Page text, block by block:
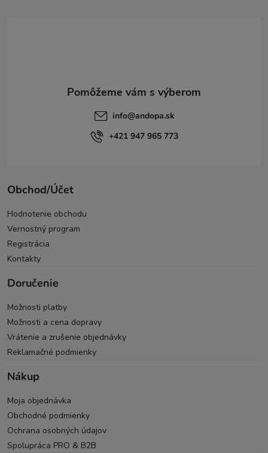
info@andopa.sk
+421 947 965 773
Obchod/Účet
Hodnotenie obchodu
Vernostný program
Registrácia
Kontakty
Doručenie
Možnosti platby
Možnosti a cena dopravy
Vrátenie a zrušenie objednávky
Reklamačné podmienky
Nákup
Moja objednávka
Obchodné podmienky
Ochrana osobných údajov
Spolupráca PRO & B2B